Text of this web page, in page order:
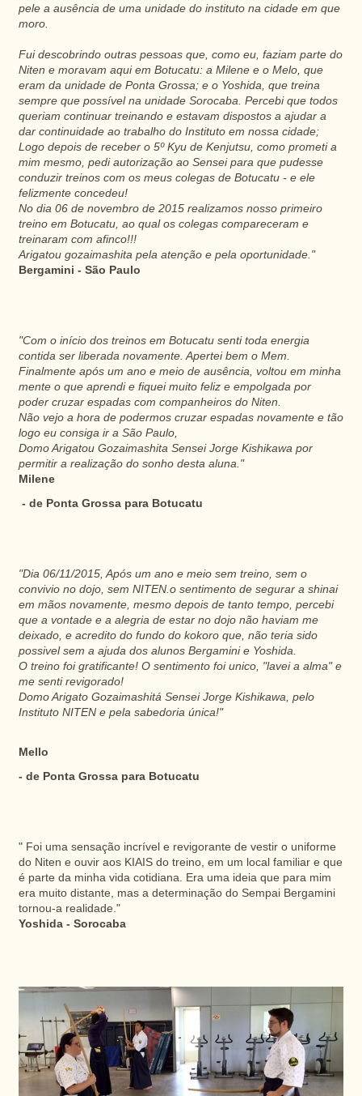
pele a ausência de uma unidade do instituto na cidade em que
moro.
Fui descobrindo outras pessoas que, como eu, faziam parte do
Niten e moravam aqui em Botucatu: a Milene e o Melo, que
eram da unidade de Ponta Grossa; e o Yoshida, que treina
sempre que possível na unidade Sorocaba. Percebi que todos
queriam continuar treinando e estavam dispostos a ajudar a
dar continuidade ao trabalho do Instituto em nossa cidade;
Logo depois de receber o 5º Kyu de Kenjutsu, como prometi a
mim mesmo, pedi autorização ao Sensei para que pudesse
conduzir treinos com os meus colegas de Botucatu - e ele
felizmente concedeu!
No dia 06 de novembro de 2015 realizamos nosso primeiro
treino em Botucatu, ao qual os colegas compareceram e
treinaram com afinco!!!
Arigatou gozaimashita pela atenção e pela oportunidade."
Bergamini - São Paulo
"Com o início dos treinos em Botucatu senti toda energia
contida ser liberada novamente. Apertei bem o Mem.
Finalmente após um ano e meio de ausência, voltou em minha
mente o que aprendi e fiquei muito feliz e empolgada por
poder cruzar espadas com companheiros do Niten.
Não vejo a hora de podermos cruzar espadas novamente e tão
logo eu consiga ir a São Paulo,
Domo Arigatou Gozaimashita Sensei Jorge Kishikawa por
permitir a realização do sonho desta aluna."
Milene
- de Ponta Grossa para Botucatu
"Dia 06/11/2015, Após um ano e meio sem treino, sem o
convivio no dojo, sem NITEN.o sentimento de segurar a shinai
em mãos novamente, mesmo depois de tanto tempo, percebi
que a vontade e a alegria de estar no dojo não haviam me
deixado, e acredito do fundo do kokoro que, não teria sido
possivel sem a ajuda dos alunos Bergamini e Yoshida.
O treino foi gratificante! O sentimento foi unico, "lavei a alma" e
me senti revigorado!
Domo Arigato Gozaimashitá Sensei Jorge Kishikawa, pelo
Instituto NITEN e pela sabedoria única!"
Mello
- de Ponta Grossa para Botucatu
" Foi uma sensação incrível e revigorante de vestir o uniforme
do Niten e ouvir aos KIAIS do treino, em um local familiar e que
é parte da minha vida cotidiana. Era uma ideia que para mim
era muito distante, mas a determinação do Sempai Bergamini
tornou-a realidade."
Yoshida - Sorocaba